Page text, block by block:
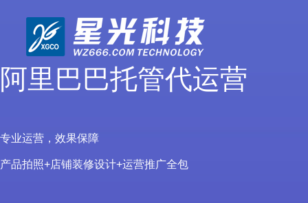
阿里巴巴托管代运营
专业运营，效果保障
产品拍照+店铺装修设计+运营推广全包